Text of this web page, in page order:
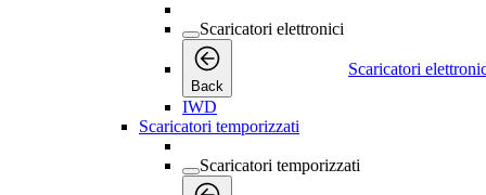
Scaricatori elettronici
Back
Scaricatori
IWD
Scaricatori temporizzati
Scaricatori temporizzati